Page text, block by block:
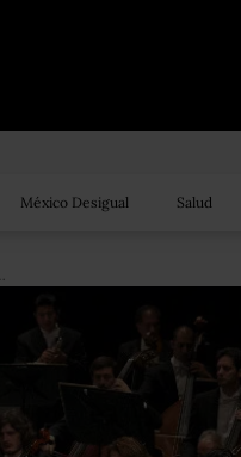
México Desigual Salud
reportado desaparecido